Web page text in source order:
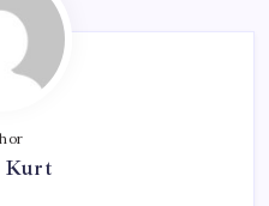
Kurt